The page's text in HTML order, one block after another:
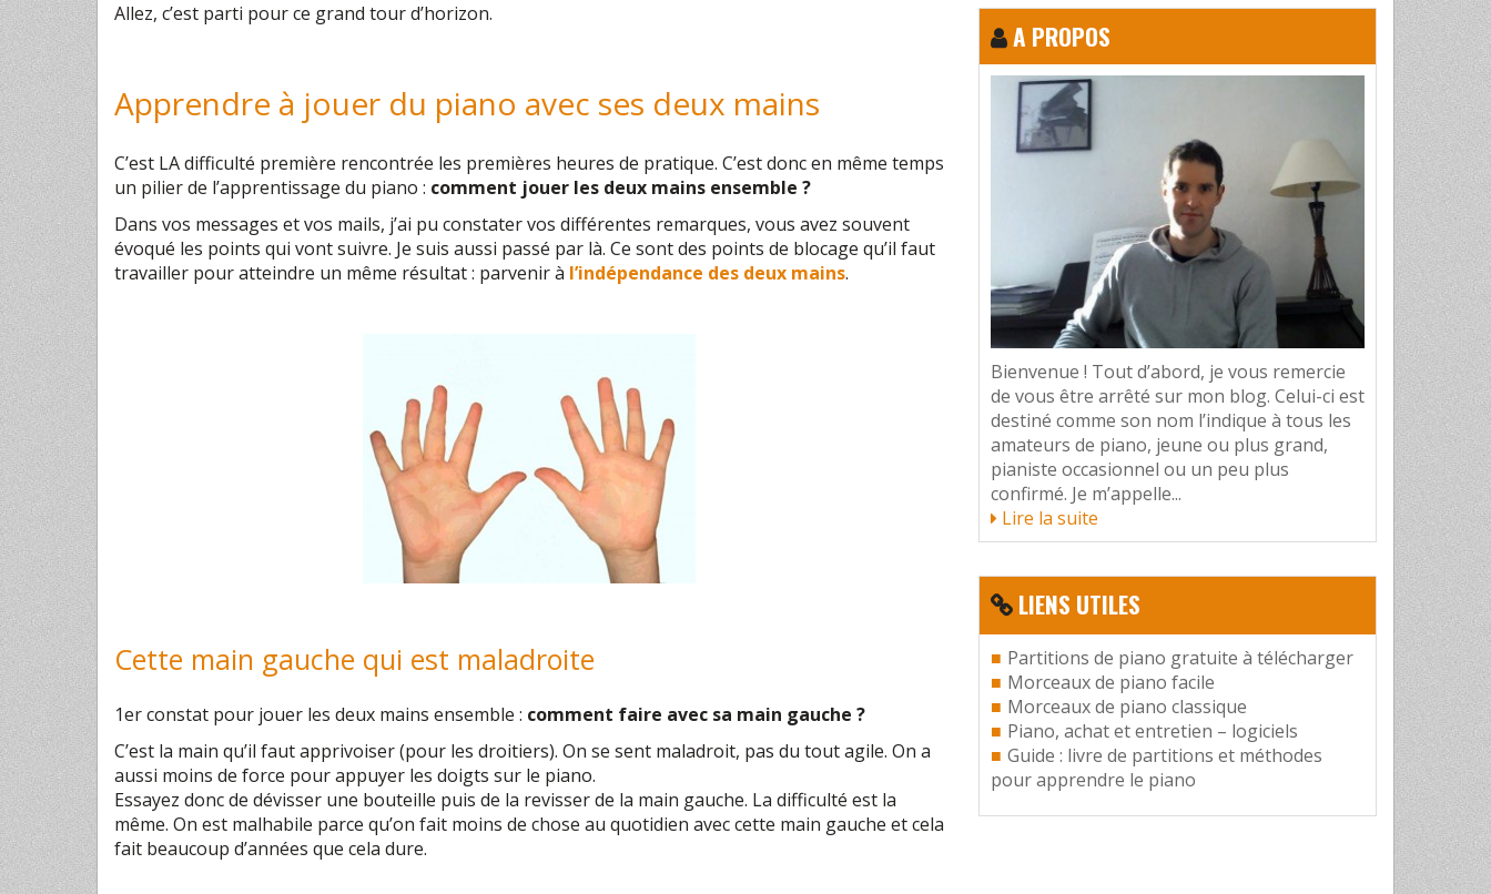
Allez, c’est parti pour ce grand tour d’horizon.
Apprendre à jouer du piano avec ses deux mains
C’est LA difficulté première rencontrée les premières heures de pratique. C’est donc en même temps
un pilier de l’apprentissage du piano : comment jouer les deux mains ensemble ?
Dans vos messages et vos mails, j’ai pu constater vos différentes remarques, vous avez souvent
évoqué les points qui vont suivre. Je suis aussi passé par là. Ce sont des points de blocage qu’il faut
travailler pour atteindre un même résultat : parvenir à l’indépendance des deux mains.
Cette main gauche qui est maladroite
1er constat pour jouer les deux mains ensemble : comment faire avec sa main gauche ?
C’est la main qu’il faut apprivoiser (pour les droitiers). On se sent maladroit, pas du tout agile. On a
aussi moins de force pour appuyer les doigts sur le piano.
Essayez donc de dévisser une bouteille puis de la revisser de la main gauche. La difficulté est la
même. On est malhabile parce qu’on fait moins de chose au quotidien avec cette main gauche et cela
fait beaucoup d’années que cela dure.
A PROPOS
Bienvenue ! Tout d’abord, je vous remercie
de vous être arrêté sur mon blog. Celui-ci est
destiné comme son nom l’indique à tous les
amateurs de piano, jeune ou plus grand,
pianiste occasionnel ou un peu plus
confirmé. Je m’appelle...
Lire la suite
LIENS UTILES
Partitions de piano gratuite à télécharger
Morceaux de piano facile
Morceaux de piano classique
Piano, achat et entretien – logiciels
Guide : livre de partitions et méthodes
pour apprendre le piano